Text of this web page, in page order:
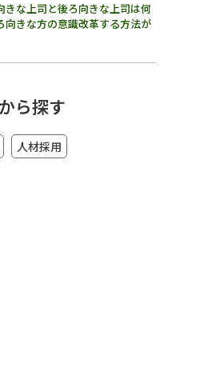
な上司と後ろ向きな上司は何
向きな方の意識改革する方法が
ら探す
人材採用